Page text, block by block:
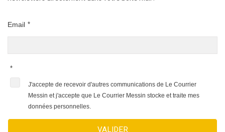
Email *
*
J'accepte de recevoir d'autres communications de Le Courrier
Messin et j'accepte que Le Courrier Messin stocke et traite mes
données personnelles.
VALIDER